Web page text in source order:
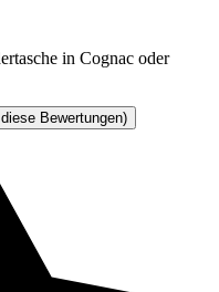
in Cognac oder
Bewertungen)